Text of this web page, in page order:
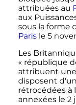
attribuées au
aux
sous la forme
Parisle 5
Les
« république
attribuent
disposent d'un
rétrocédées à
annexées le 2